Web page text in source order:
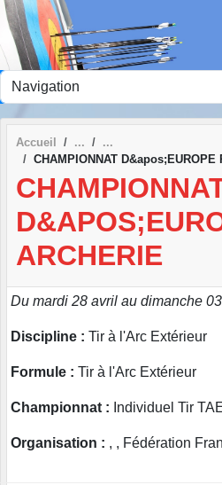
Accueil
CHAMPIONNAT D&apos;EUROPE
ARCHERIE
Du mardi 28 avril au dimanche
Discipline : Tir à l'Arc Extérieur
Formule : Tir à l'Arc Extérieur
Championnat : Individuel Tir
Organisation : , , Fédération
Panneau de gestion des cookies